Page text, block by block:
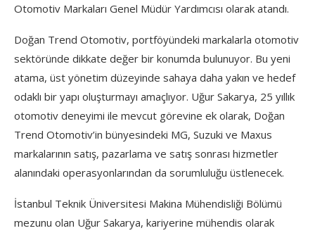
Otomotiv Markaları Genel Müdür Yardımcısı olarak atandı.
Doğan Trend Otomotiv, portföyündeki markalarla otomotiv
sektöründe dikkate değer bir konumda bulunuyor. Bu yeni
atama, üst yönetim düzeyinde sahaya daha yakın ve hedef
odaklı bir yapı oluşturmayı amaçlıyor. Uğur Sakarya, 25 yıllık
otomotiv deneyimi ile mevcut görevine ek olarak, Doğan
Trend Otomotiv’in bünyesindeki MG, Suzuki ve Maxus
markalarının satış, pazarlama ve satış sonrası hizmetler
alanındaki operasyonlarından da sorumluluğu üstlenecek.
İstanbul Teknik Üniversitesi Makina Mühendisliği Bölümü
mezunu olan Uğur Sakarya, kariyerine mühendis olarak